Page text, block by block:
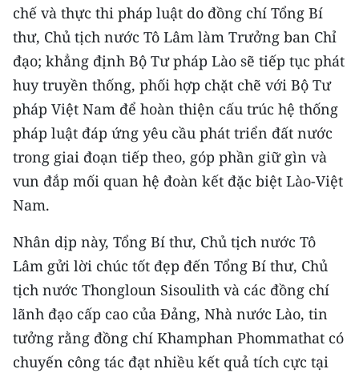
chế và thực thi pháp luật do đồng chí Tổng Bí
thư, Chủ tịch nước Tô Lâm làm Trưởng ban Chỉ
đạo; khẳng định Bộ Tư pháp Lào sẽ tiếp tục phát
huy truyền thống, phối hợp chặt chẽ với Bộ Tư
pháp Việt Nam để hoàn thiện cấu trúc hệ thống
pháp luật đáp ứng yêu cầu phát triển đất nước
trong giai đoạn tiếp theo, góp phần giữ gìn và
vun đắp mối quan hệ đoàn kết đặc biệt Lào-Việt
Nam.
Nhân dịp này, Tổng Bí thư, Chủ tịch nước Tô
Lâm gửi lời chúc tốt đẹp đến Tổng Bí thư, Chủ
tịch nước Thongloun Sisoulith và các đồng chí
lãnh đạo cấp cao của Đảng, Nhà nước Lào, tin
tưởng rằng đồng chí Khamphan Phommathat có
chuyến công tác đạt nhiều kết quả tích cực tại